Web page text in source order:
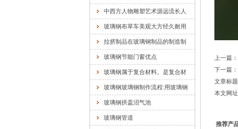
中西方人物雕塑艺术源远流长人
玻璃钢布草车美观大方经久耐用
拉挤制品在玻璃钢制品的制造制
玻璃钢节能门窗优点
玻璃钢属于复合材料。是复合材
玻璃钢玻璃钢制作流程:用玻璃钢
玻璃钢拱盖沼气池
玻璃钢管道
上一篇：
下一篇：
文章标
本文网址
推荐产